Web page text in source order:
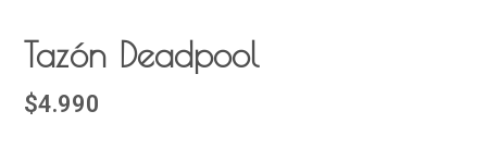
Tazón Deadpool
$4.990